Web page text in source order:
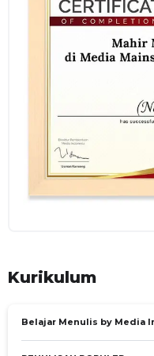
Sehingga diharapkan
menghasilkan sebuah
tulisan yang dibuat
Menunjukan
Menjelaskan
Menjelaskan jenis
KELOMPOK SASARAN
content writer,
jurnalistik untuk dapat
sehingga nantinya dapat
Kurikulum